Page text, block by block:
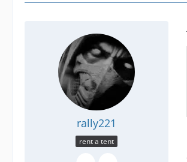
rally221
rent a tent